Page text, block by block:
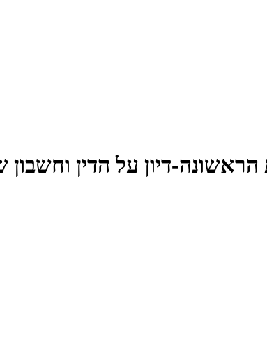
דיון על הדין